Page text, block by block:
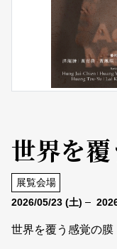
世界を
展覧会場
2026/05/23 (土)
世界を覆う感覚の膜